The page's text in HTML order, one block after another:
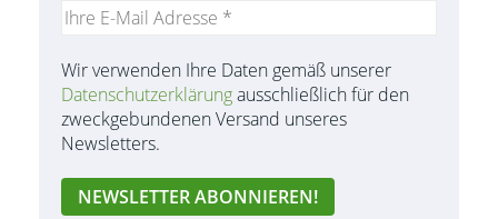
Wir verwenden Ihre Daten gemäß unserer
Datenschutzerklärungausschließlich für den
zweckgebundenen Versand unseres
Newsletters.